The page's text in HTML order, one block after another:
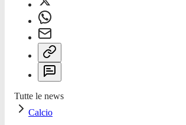
Tutte le news
Calcio